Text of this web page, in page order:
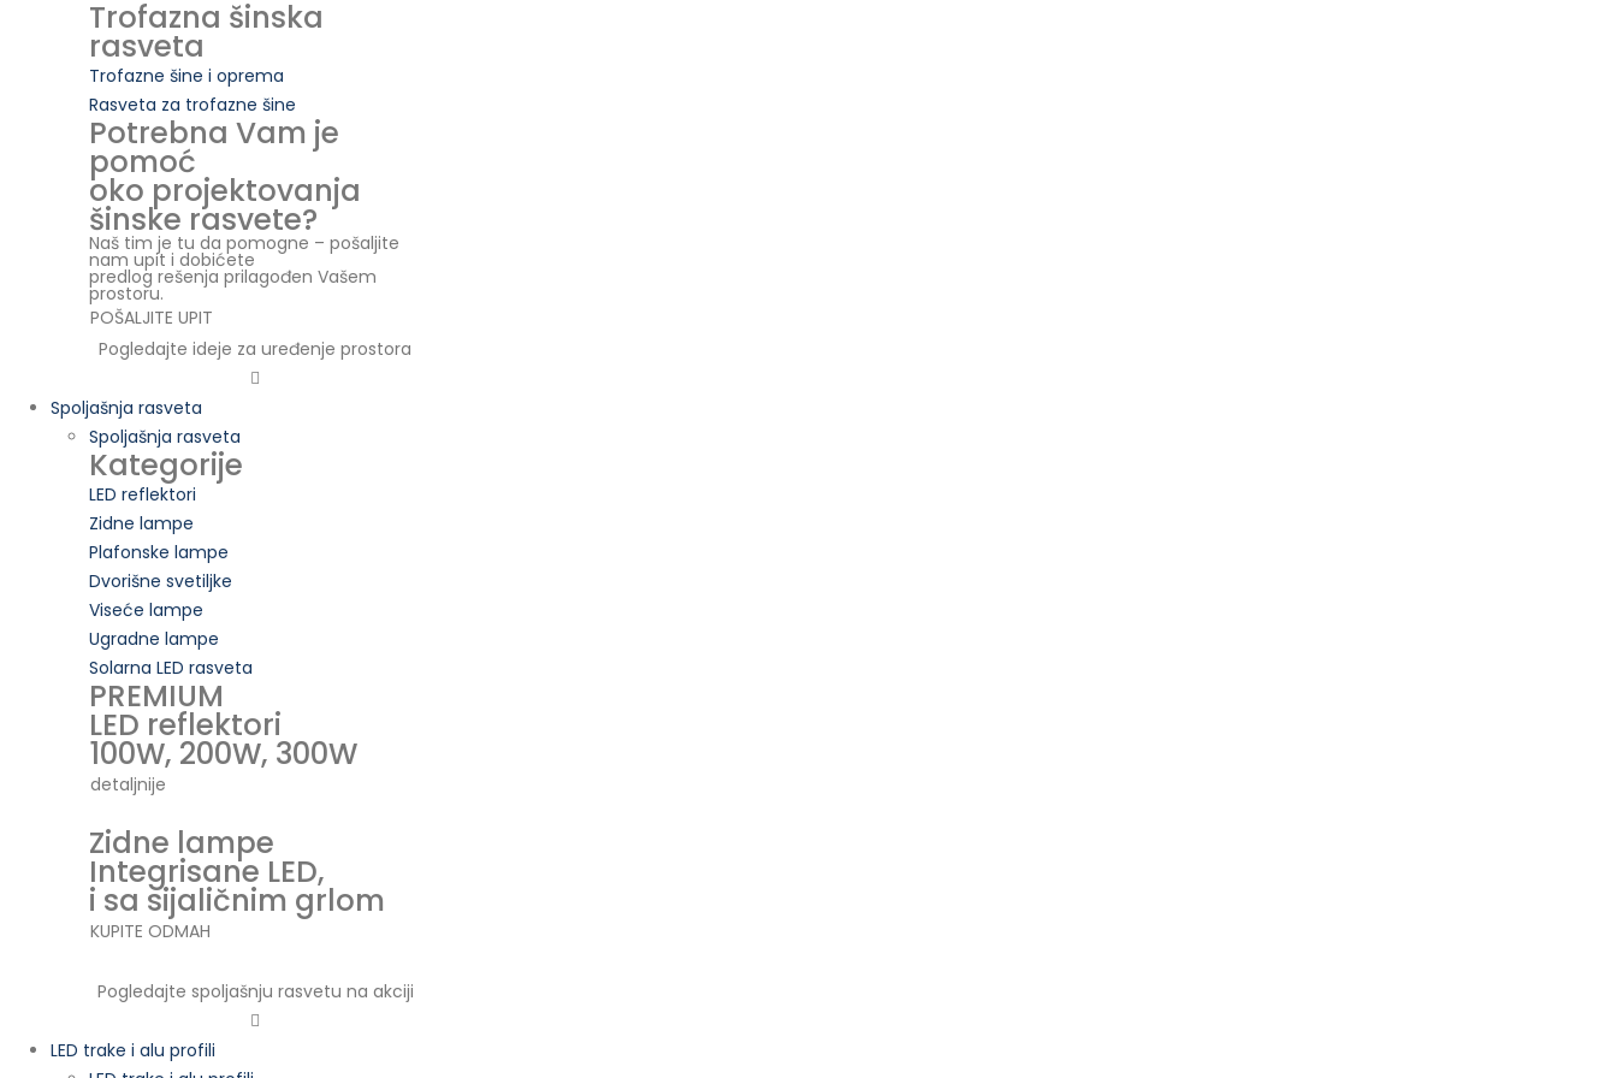
Trofazna šinska
rasveta
Trofazne šine i oprema
Rasveta za trofazne šine
Potrebna Vam je
pomoć
oko projektovanja
šinske rasvete?
Naš tim je tu da pomogne – pošaljite
nam upit i dobićete
predlog rešenja prilagođen Vašem
prostoru.
POŠALJITE UPIT
Pogledajte ideje za uređenje prostora
Spoljašnja rasveta
Spoljašnja rasveta
Kategorije
LED reflektori
Zidne lampe
Plafonske lampe
Dvorišne svetiljke
Viseće lampe
Ugradne lampe
Solarna LED rasveta
PREMIUM
LED reflektori
100W, 200W, 300W
detaljnije
Zidne lampe
Integrisane LED,
i sa sijaličnim grlom
KUPITE ODMAH
Pogledajte spoljašnju rasvetu na akciji
LED trake i alu profili